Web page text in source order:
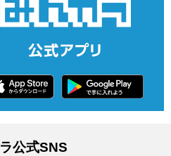
公式SNS